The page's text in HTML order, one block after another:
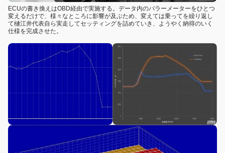
ECUの書き換えはOBD経由で実施する。データ内のパラーメーターをひとつ
変えるだけで、様々なところに影響が及ぶため、変えては乗ってを繰り返し
て樋江井代表自ら実走してセッティングを詰めていき、ようやく納得のいく
仕様を完成させた。